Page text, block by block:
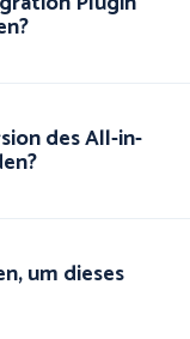
des All-in-
um dieses